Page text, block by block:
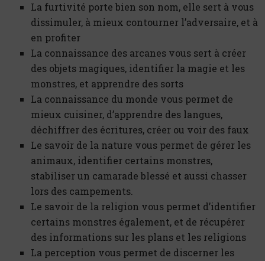
La furtivité porte bien son nom, elle sert à vous
dissimuler, à mieux contourner l’adversaire, et à
en profiter
La connaissance des arcanes vous sert à créer
des objets magiques, identifier la magie et les
monstres, et apprendre des sorts
La connaissance du monde vous permet de
mieux cuisiner, d’apprendre des langues,
déchiffrer des écritures, créer ou voir des faux
Le savoir de la nature vous permet de gérer les
animaux, identifier certains monstres,
stabiliser un camarade blessé et aussi chasser
lors des campements.
Le savoir de la religion vous permet d’identifier
certains monstres également, et de récupérer
des informations sur les plans et les religions
La perception vous permet de discerner les